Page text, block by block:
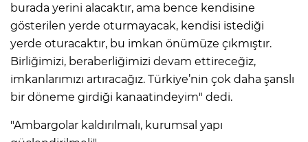
burada yerini alacaktır, ama bence kendisine
gösterilen yerde oturmayacak, kendisi istediği
yerde oturacaktır, bu imkan önümüze çıkmıştır.
Birliğimizi, beraberliğimizi devam ettireceğiz,
imkanlarımızı artıracağız. Türkiye’nin çok daha şanslı
bir döneme girdiği kanaatindeyim" dedi.
"Ambargolar kaldırılmalı, kurumsal yapı